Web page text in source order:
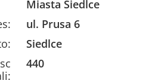
Miasta Siedlce
ul. Prusa 6
Siedlce
440